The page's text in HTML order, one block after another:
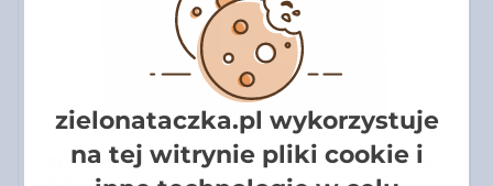
SIATKA CIENIUJĄCA ZIELONA GARDINA 1,5
zielonataczka.pl wykorzystuje
na tej witrynie pliki cookie i